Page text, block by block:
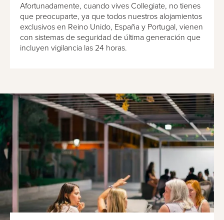
Afortunadamente, cuando vives Collegiate, no tienes
que preocuparte, ya que todos nuestros alojamientos
exclusivos en Reino Unido, España y Portugal, vienen
con sistemas de seguridad de última generación que
incluyen vigilancia las 24 horas.